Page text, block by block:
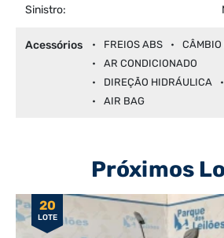
Sinistro:
Acessórios FREIOS ABS
CÂMBIO
AR CONDICIONADO
DIREÇÃO HIDRÁULICA
AIR BAG
Próximos
20
LOTE